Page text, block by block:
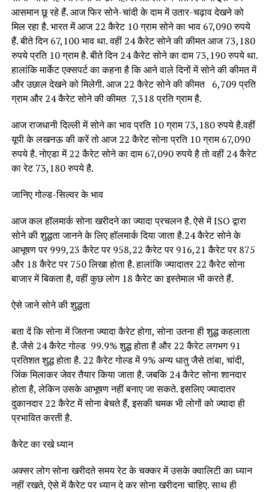
आसमान छू रहे हैं. आज फिर सोने-चांदी के दाम में उतार-चढ़ाव देखने को
मिल रहा है. भारत में आज 22 कैरेट 10 ग्राम सोने का भाव 67,090 रुपये
हैं. बीते दिन 67,100 भाव था. वहीं 24 कैरेट सोने की कीमत आज 73,180
रुपये प्रति 10 ग्राम है. बीते दिन 24 कैरेट सोने का दाम 73,190 रुपये था.
हालांकि मार्केट एक्सपर्ट का कहना है कि आने वाले दिनों में सोने की कीमत में
और उछाल देखने को मिलेगी. आज 22 कैरेट सोने की कीमत ₹ 6,709 प्रति
ग्राम और 24 कैरेट सोने की कीमत ₹ 7,318 प्रति ग्राम है.
आज राजधानी दिल्ली में सोने का भाव प्रति 10 ग्राम 73,180 रुपये है.वहीं
यूपी के लखनऊ की करें तो आज 22 कैरेट सोना प्रति 10 ग्राम 67,090
रुपये है. नोएडा में 22 कैरेट सोने का दाम 67,090 रुपये है तो वहीं 24 कैरेट
का रेट 73,180 रुपये है.
जानिए गोल्ड-सिल्वर के भाव
आज कल हॉलमार्क सोना खरीदने का ज्यादा प्रचलन है. ऐसे में ISO द्वारा
सोने की शुद्धता जानने के लिए हॉलमार्क दिया जाता है.24 कैरेट सोने के
आभूषण पर 999,23 कैरेट पर 958,22 कैरेट पर 916,21 कैरेट पर 875
और 18 कैरेट पर 750 लिखा होता है. हालांकि ज्यादातर 22 कैरेट सोना
बाजार में बिकता है, वहीं कुछ लोग 18 कैरेट का इस्तेमाल भी करते हैं.
ऐसे जाने सोने की शुद्धता
बता दें कि सोना में जितना ज्यादा कैरेट होगा, सोना उतना ही शुद्ध कहलाता
है. जैसे 24 कैरेट गोल्ड 99.9% शुद्ध होता है और 22 कैरेट लगभग 91
प्रतिशत शुद्ध होता है. 22 कैरेट गोल्ड में 9% अन्य धातु जैसे तांबा, चांदी,
जिंक मिलाकर जेवर तैयार किया जाता है. जबकि 24 कैरेट सोना शानदार
होता है, लेकिन उसके आभूषण नहीं बनाए जा सकते. इसलिए ज्यादातर
दुकानदार 22 कैरेट में सोना बेचते हैं, इसकी चमक भी लोगों को ज्यादा ही
प्रभावित करती है.
कैरेट का रखे ध्यान
अक्सर लोग सोना खरीदते समय रेट के चक्कर में उसके क्वालिटी का ध्यान
नहीं रखते, ऐसे में कैरेट पर ध्यान दे कर सोना खरीदना चाहिए. साथ ही